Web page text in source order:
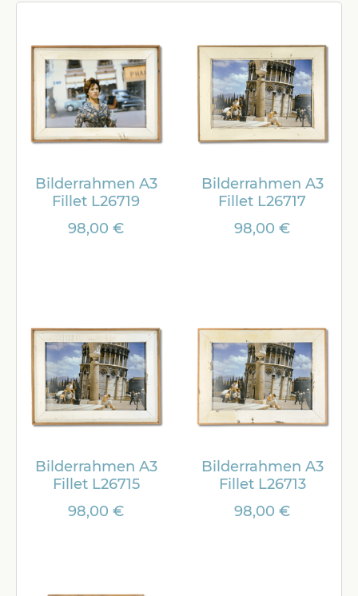
Bilderrahmen A3
Fillet L26719
98,00 €
Bilderrahmen A3
Fillet L26717
98,00 €
Bilderrahmen A3
Fillet L26715
98,00 €
Bilderrahmen A3
Fillet L26713
98,00 €